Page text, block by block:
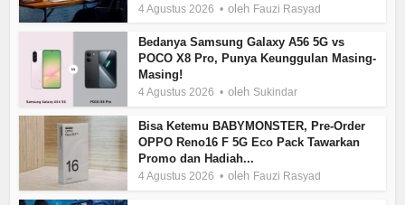
4 Agustus 2026 oleh Fauzi Rasyad
Bedanya Samsung Galaxy A56 5G vs
POCO X8 Pro, Punya Keunggulan Masing-
Masing!
4 Agustus 2026 oleh Sukindar
Bisa Ketemu BABYMONSTER, Pre-Order
OPPO Reno16 F 5G Eco Pack Tawarkan
Promo dan Hadiah...
4 Agustus 2026 oleh Fauzi Rasyad